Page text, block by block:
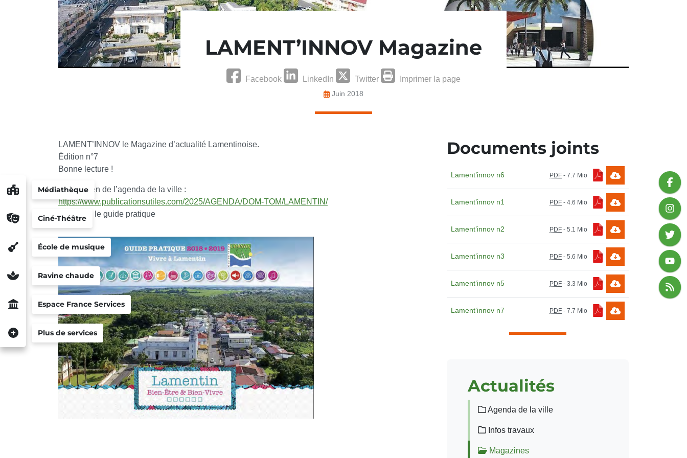
Médiathèque
Ciné-Théâtre
École de musique
Ravine chaude
Espace France Services
Plus de services
LAMENT’INNOV Magazine
Facebook LinkedIn Twitter Imprimer la page
Juin 2018
LAMENT’INNOV le Magazine d’actualité Lamentinoise.
Édition n°7
Bonne lecture !
Voici le lien de l’agenda de la ville :
https://www.publicationsutiles.com/2025/AGENDA/DOM-TOM/LAMENTIN/
Ainsi que le guide pratique
Documents joints
Lament’innov n6 PDF - 7.7 Mio
Lament’innov n1 PDF - 4.6 Mio
Lament’innov n2 PDF - 5.1 Mio
Lament’innov n3 PDF - 5.6 Mio
Lament’innov n5 PDF - 3.3 Mio
Lament’innov n7 PDF - 7.7 Mio
Actualités
Agenda de la ville
Infos travaux
Magazines